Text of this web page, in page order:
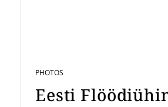
PHOTOS
Eesti